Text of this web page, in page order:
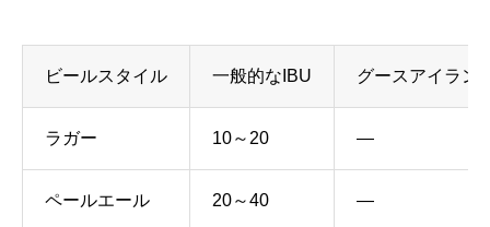
ビールスタイル 一般的なIBU グースアイラン
ラガー 10～20 ―
ペールエール 20～40 ―